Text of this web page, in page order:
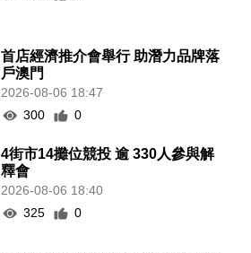
首店經濟推介會舉行 助潛力品牌落
戶澳門
2026-08-06 18:47
300
0
4街市14攤位競投 逾 330人參與解
釋會
2026-08-06 18:40
325
0